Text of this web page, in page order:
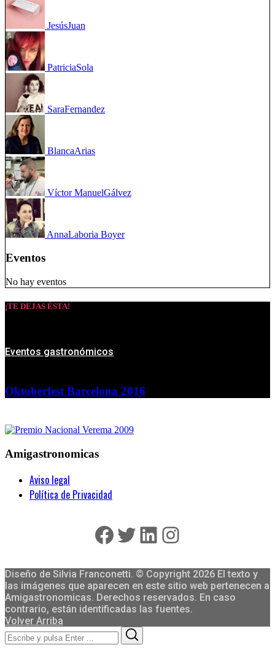
JesúsJuan
PatriciaSola
SaraFernandez
BlancaArias
Víctor ManuelGálvez
AnnaLaboria Boyer
Eventos
No hay eventos
¡TE DEJAS ÉSTA!
Eventos gastronómicos
Oktoberfest Barcelona 2016
Amigastronomicas
Aviso legal
Política de Privacidad
Facebook
Twitter
LinkedIn
Instagram
Diseño de Silvia Franconetti. © Copyright 2026 El texto y
las imágenes que aparecen en este sitio web pertenecen a
Amigastronomicas. Derechos reservados. En caso
contrario, están identificadas las fuentes.
Volver Arriba
Search
for: